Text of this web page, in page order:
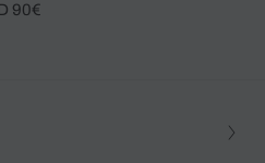
90€